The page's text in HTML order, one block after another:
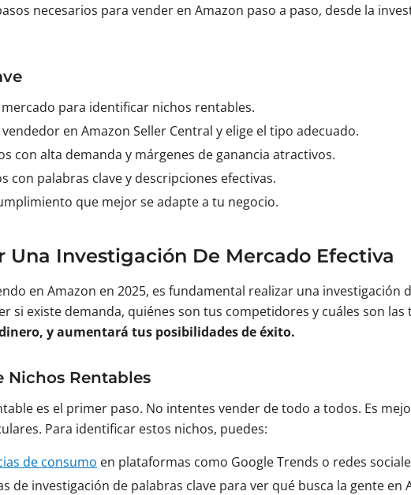
necesarios para vender en Amazon paso a paso, desde la
para identificar nichos rentables.
en Amazon Seller Central y elige el tipo adecuado.
con alta demanda y márgenes de ganancia atractivos.
con palabras clave y descripciones efectivas.
que mejor se adapte a tu negocio.
Una Investigación De Mercado Efectiva
en Amazon en 2025, es fundamental realizar una
si existe demanda, quiénes son tus competidores y cuáles son
y aumentará tus posibilidades de éxito.
Rentables
es el primer paso. No intentes vender de todo a todos. Es
Para identificar estos nichos, puedes:
de consumo en plataformas como Google Trends o redes
de investigación de palabras clave para ver qué busca la gente en